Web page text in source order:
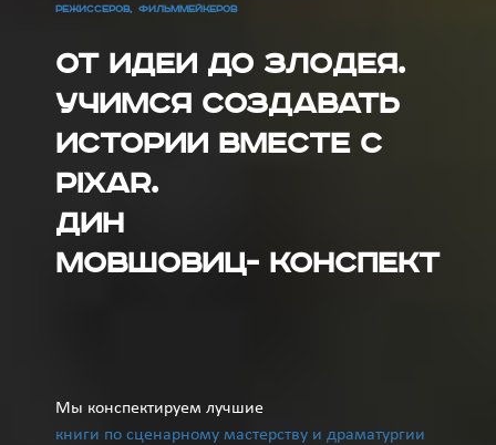
РЕЖИССЕРОВ, ФИЛЬММЕЙКЕРОВ
От идеи до злодея.
Учимся создавать
истории вместе с
Pixar.
Дин
Мовшовиц- конспект
Мы конспектируем лучшие
книги по сценарному мастерству и драматургии